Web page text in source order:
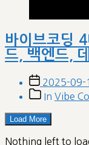
바이브코딩
드, 백엔드,
Post
date
2025-09-
PostIn Vibe
Load More
Nothing left to